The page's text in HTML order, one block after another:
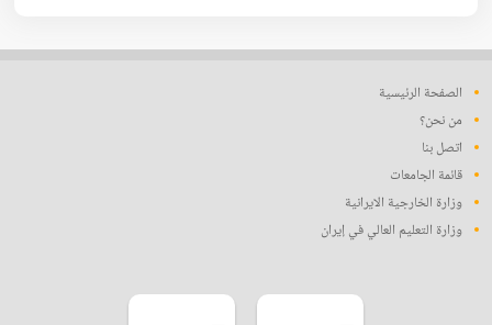
الصفحة الرئيسية
من نحن؟
اتصل بنا
قائمة الجامعات
وزارة الخارجية الايرانية
وزارة التعليم العالي في إيران